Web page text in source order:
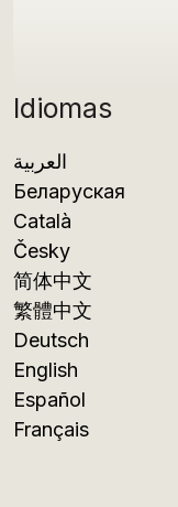
Idiomas
العربية
Беларуская
Català
Česky
简体中文
繁體中文
Deutsch
English
Español
Français